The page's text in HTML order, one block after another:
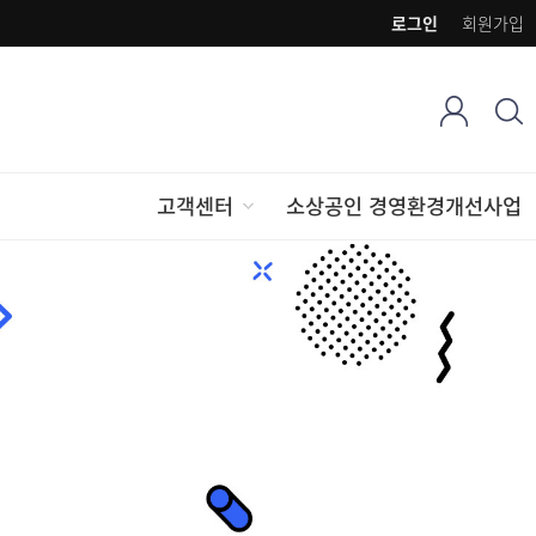
회원가입
로그인
고객센터 소상공인 경영환경개선사업